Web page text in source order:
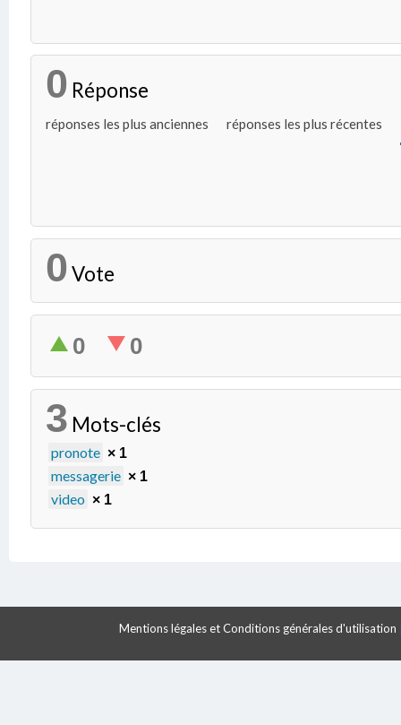
0 Réponse
réponses les plus anciennes réponses les plus récentes
0 Vote
0 0
3 Mots-clés
pronote × 1
messagerie × 1
video × 1
Mentions légales et Conditions générales d'utilisation